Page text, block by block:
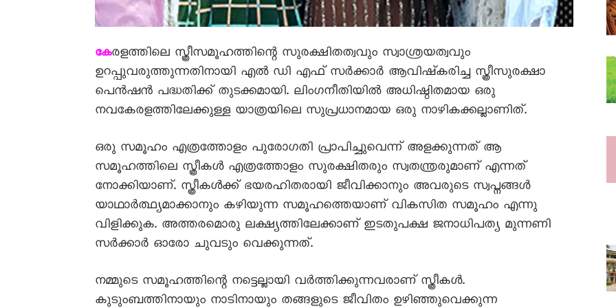
കേരളത്തിലെ സ്ത്രീസമൂഹത്തിന്റെ സുരക്ഷിതത്വവും സ്വാശ്രയത്വവും
ഉറപ്പുവരുത്തുന്നതിനായി എൽ ഡി എഫ് സർക്കാർ ആവിഷ്‌കരിച്ച സ്ത്രീസുരക്ഷാ
പെൻഷൻ പദ്ധതിക്ക് തുടക്കമായി. ലിംഗനീതിയിൽ അധിഷ്ഠിതമായ ഒരു
നവകേരളത്തിലേക്കുള്ള യാത്രയിലെ സുപ്രധാനമായ ഒരു നാഴികക്കല്ലാണിത്.
ഒരു സമൂഹം എത്രത്തോളം പുരോഗതി പ്രാപിച്ചുവെന്ന് അളക്കുന്നത് ആ
സമൂഹത്തിലെ സ്ത്രീകൾ എത്രത്തോളം സുരക്ഷിതരും സ്വതന്ത്രരുമാണ് എന്നത്
നോക്കിയാണ്. സ്ത്രീകൾക്ക് ഭയരഹിതരായി ജീവിക്കാനും അവരുടെ സ്വപ്നങ്ങൾ
യാഥാർത്ഥ്യമാക്കാനും കഴിയുന്ന സമൂഹത്തെയാണ് വികസിത സമൂഹം എന്നു
വിളിക്കുക. അത്തരമൊരു ലക്ഷ്യത്തിലേക്കാണ് ഇടതുപക്ഷ ജനാധിപത്യ മുന്നണി
സർക്കാർ ഓരോ ചുവടും വെക്കുന്നത്.
നമ്മുടെ സമൂഹത്തിന്റെ നട്ടെല്ലായി വർത്തിക്കുന്നവരാണ് സ്ത്രീകൾ.
കുടുംബത്തിനായും നാടിനായും തങ്ങളുടെ ജീവിതം ഉഴിഞ്ഞുവെക്കുന്ന